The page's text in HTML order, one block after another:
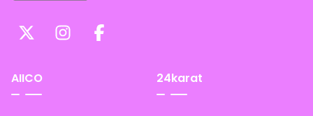
AIICO 24karat